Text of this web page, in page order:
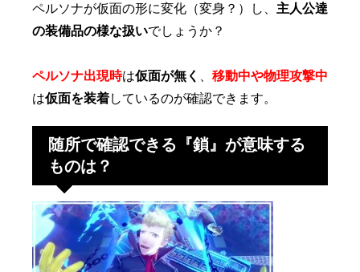
ペルソナが仮面の形に変化（変身？）し、 主人公達
の装備品の様な扱いでしょうか？
ペルソナ出現時は仮面が無く
移動中や物理攻撃中
は仮面を装着しているのが確認できます。
随所で確認できる『鎖』が意味する
ものは？